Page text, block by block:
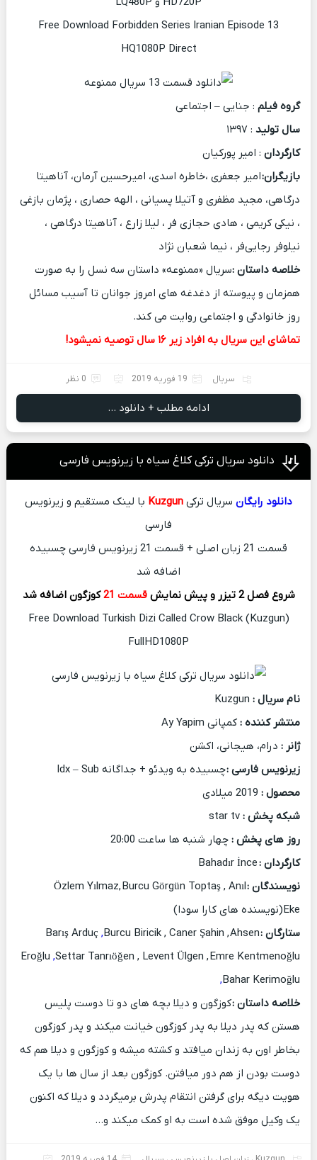
Free Download Forbidden Series Iranian Episode 13
HQ1080P Direct
گروه فیلم: جنایی – اجتماعی
سال تولید: ۱۳۹۷
کارگردان: امیر پورکیان
بازیگران:امیر جعفری ،خاطره اسدی، امیرحسین آرمان، آناهیتا
درگاهی، مجید مظفری و آتیلا پسیانی ، الهه حصاری ، پژمان بازغی
، نیکی کریمی ، هادی حجازی فر ، لیلا زارع ، آناهیتا درگاهی ،
نیلوفر رجایی‌فر ، نیما شعبان نژاد
خلاصه داستان :سریال «ممنوعه» داستان سه نسل را به صورت
همزمان و پیوسته از دغدغه های امروز جوانان تا آسیب مسائل
روز خانوادگی و اجتماعی روایت می کند.
تماشای این سریال به افراد زیر ۱۶ سال توصیه نمیشود!
سریال 19 فوریه 2019 0 نظر
ادامه مطلب + دانلود ...
دانلود سریال ترکی کلاغ سیاه با زیرنویس فارسی
دانلود رایگان سریال ترکی Kuzgun با لینک مستقیم و زیرنویس
فارسی
قسمت 21 زبان اصلی + قسمت 21 زیرنویس فارسی چسبیده
اضافه شد
شروع فصل 2 تیزر و پیش نمایش
قسمت 21
کوزگون اضافه شد
Free Download Turkish Dizi Called Crow Black (Kuzgun)
FullHD1080P
نام سریال :Kuzgun
منتشر کننده :کمپانی Ay Yapim
ژانر :درام، هیجانی، اکشن
زیرنویس فارسی :چسبیده به ویدئو + جداگانه Idx – Sub
محصول :2019 میلادی
شبکه پخش :star tv
روز های پخش :چهار شنبه ها ساعت 20:00
کارگردان :Bahadır İnce
نویسندگان :Özlem Yılmaz, Burcu Görgün Toptaş , Anıl
Eke(نویسنده های کارا سودا)
ستارگان :Barış Arduç
,Burcu Biricik , Caner Şahin , Ahsen
Eroğlu,Settar Tanrıöğen , Levent Ülgen , Emre Kentmenoğlu
,Bahar Kerimoğlu
خلاصه داستان :کوزگون و دیلا بچه های دو تا دوست پلیس
هستن که پدر دیلا به پدر کوزگون خیانت میکند و پدر کوزگون
بخاطر اون به زندان میافتد و کشته میشه و کوزگون و دیلا هم که
دوست بودن از هم دور میافتن. کوزگون بعد از سال ها با یک
هویت دیگه برای گرفتن انتقام پدرش برمیگردد و دیلا که اکنون
یک وکیل موفق شده است به او کمک میکند و…